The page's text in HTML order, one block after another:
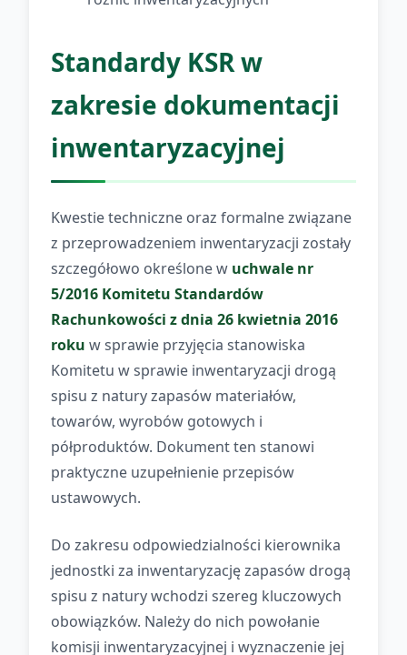
Standardy KSR w
zakresie dokumentacji
inwentaryzacyjnej
Kwestie techniczne oraz formalne związane
z przeprowadzeniem inwentaryzacji zostały
szczegółowo określone w uchwale nr
5/2016 Komitetu Standardów
Rachunkowości z dnia 26 kwietnia 2016
roku w sprawie przyjęcia stanowiska
Komitetu w sprawie inwentaryzacji drogą
spisu z natury zapasów materiałów,
towarów, wyrobów gotowych i
półproduktów. Dokument ten stanowi
praktyczne uzupełnienie przepisów
ustawowych.
Do zakresu odpowiedzialności kierownika
jednostki za inwentaryzację zapasów drogą
spisu z natury wchodzi szereg kluczowych
obowiązków. Należy do nich powołanie
komisji inwentaryzacyjnej i wyznaczenie jej